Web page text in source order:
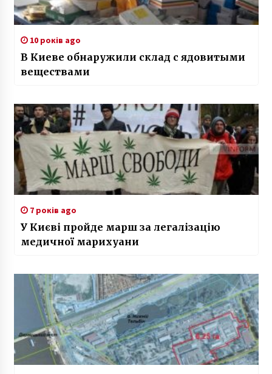
10 років ago
В Киеве обнаружили склад с ядовитыми
веществами
7 років ago
У Києві пройде марш за легалізацію
медичної марихуани